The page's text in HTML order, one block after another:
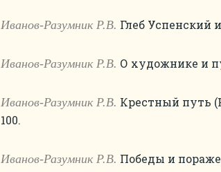
Иванов-Разумник Р.В. Глеб Успенский
Иванов-Разумник Р.В. О художнике и
Иванов-Разумник Р.В. Крестный путь
100.
Иванов-Разумник Р.В. Победы и